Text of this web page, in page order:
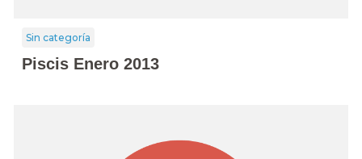
Sin categoría
Piscis Enero 2013